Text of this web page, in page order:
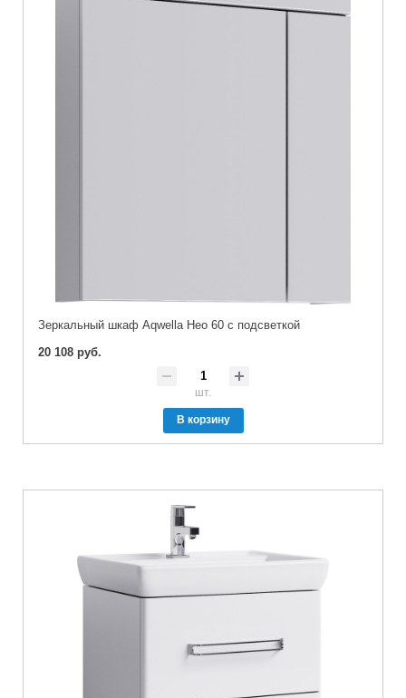
Зеркальный шкаф Aqwella Нео 60 с подсветкой
20 108 руб.
шт.
В корзину